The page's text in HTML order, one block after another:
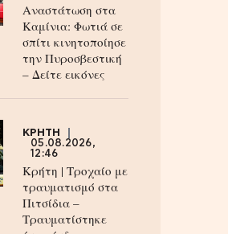
Αναστάτωση στα
Καμίνια: Φωτιά σε
σπίτι κινητοποίησε
την Πυροσβεστική
– Δείτε εικόνες
ΚΡΗΤΗ
05.08.2026,
12:46
Κρήτη | Τροχαίο με
τραυματισμό στα
Πιτσίδια –
Τραυματίστηκε